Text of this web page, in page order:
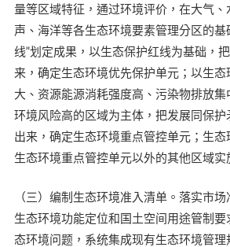
量等区域特征，通过环境评价，在大气、
声、海洋等各生态环境要素管理分区的基
线”划定成果，以生态保护红线为基础，
来，确定生态环境优先保护单元；以生态
大、资源能源消耗强度高、污染物排放集
环境风险高的区域为主体，把发展同保
出来，确定生态环境重点管控单元；生
生态环境重点管控单元以外的其他区域实
（三）编制生态环境准入清单。落实市
生态环境功能定位和国土空间用途管制
态环境问题，系统集成现有生态环境管